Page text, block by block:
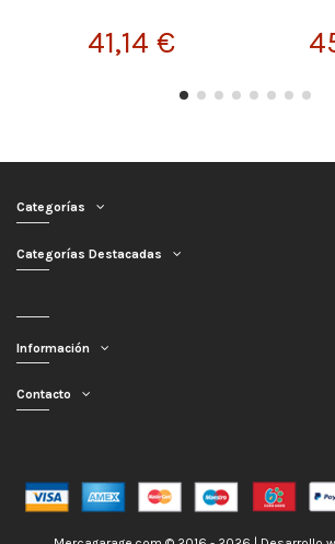
41,14 €
Categorías
Categorías Destacadas
Información
Contacto